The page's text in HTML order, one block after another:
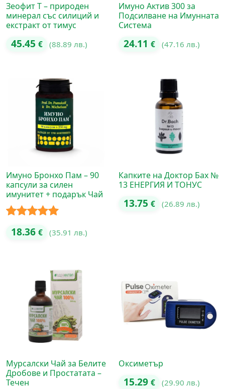
Зеофит Т – природен
минерал със силиций и
екстракт от тимус
45.45 € (88.89 лв.)
Имуно Актив 300 за
Подсилване на Имунната
Система
24.11 € (47.16 лв.)
Имуно Бронхо Пам – 90
капсули за силен
имунитет + подарък Чай
Оценено с
18.36 € (35.91 лв.)
Капките на Доктор Бах №
13 ЕНЕРГИЯ И ТОНУС
13.75 € (26.89 лв.)
Мурсалски Чай за Белите
Дробове и Простатата –
Течен
Оксиметър
15.29 € (29.90 лв.)